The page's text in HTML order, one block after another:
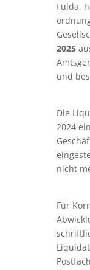
Fulda,
2025
und
Die
2024
nicht
Für